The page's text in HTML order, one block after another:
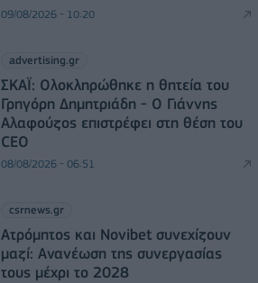
09/08/2026 - 10:20
advertising.gr
ΣΚΑΪ: Ολοκληρώθηκε η θητεία του
Γρηγόρη Δημητριάδη - Ο Γιάννης
Αλαφούζος επιστρέφει στη θέση του
CEO
08/08/2026 - 06:51
csrnews.gr
Ατρόμητος και Novibet συνεχίζουν
μαζί: Ανανέωση της συνεργασίας
τους μέχρι το 2028